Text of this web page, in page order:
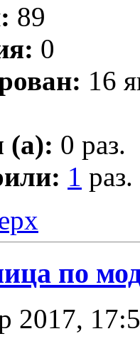
89
0
16
(а): 0 раз.
1 раз.
по
2017,